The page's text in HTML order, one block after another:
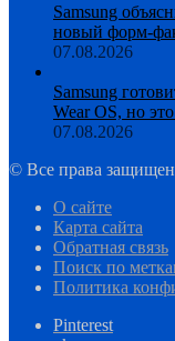
Samsung
новый форм-
07.08.2026
Samsung
Wear OS, но
07.08.2026
© Все права
О сайте
Карта сайта
Обратная связь
Поиск по
Политика
Pinterest